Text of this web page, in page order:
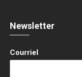
Newsletter
Courriel